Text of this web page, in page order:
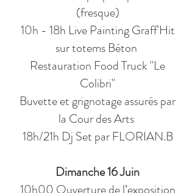
(fresque)
10h - 18h Live Painting Graff'Hit
sur totems Béton
Restauration Food Truck "Le
Colibri"
Buvette et grignotage assurés par
la Cour des Arts
18h/21h Dj Set par FLORIAN.B
Dimanche 16 Juin